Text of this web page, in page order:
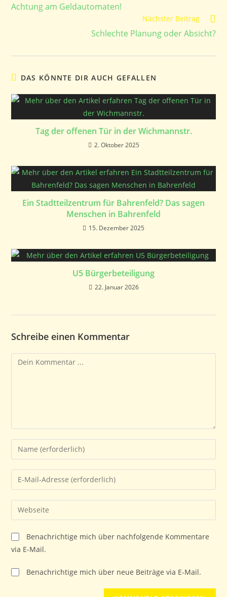
ansehen
Achtung am Geldautomaten!
Nächster Beitrag
Schlechte Planung oder Absicht?
DAS KÖNNTE DIR AUCH GEFALLEN
Tag der offenen Tür in der Wichmannstr.
2. Oktober 2025
Ein Stadtteilzentrum für Bahrenfeld? Das sagen
Menschen in Bahrenfeld
15. Dezember 2025
U5 Bürgerbeteiligung
22. Januar 2026
Schreibe einen Kommentar
Kommentieren
Gib
deinen
Namen
oder
zum
Kommentieren
ein
Gib
deine
E-
Mail-
zum
Kommentieren
Gib
deine
Website-
URL
(optional)
Benachrichtige mich über nachfolgende Kommentare
via E-Mail.
Benachrichtige mich über neue Beiträge via E-Mail.